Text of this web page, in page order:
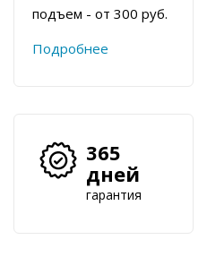
подъем - от 300 руб.
Подробнее
365
дней
гарантия